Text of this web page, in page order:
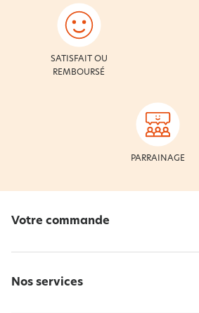
SATISFAIT OU
REMBOURSÉ
PARRAINAGE
Votre commande
Nos services